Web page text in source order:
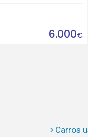
6.000€
Carros